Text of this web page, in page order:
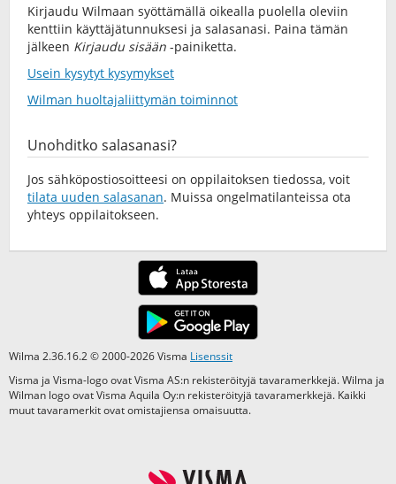
Kirjaudu Wilmaan syöttämällä oikealla puolella oleviin
kenttiin käyttäjätunnuksesi ja salasanasi. Paina tämän
jälkeen Kirjaudu sisään -painiketta.
Usein kysytyt kysymykset
Wilman huoltajaliittymän toiminnot
Unohditko salasanasi?
Jos sähköpostiosoitteesi on oppilaitoksen tiedossa, voit
tilata uuden salasanan. Muissa ongelmatilanteissa ota
yhteys oppilaitokseen.
Wilma 2.36.16.2 © 2000-2026 Visma Lisenssit
Visma ja Visma-logo ovat Visma AS:n rekisteröityjä tavaramerkkejä. Wilma ja
Wilman logo ovat Visma Aquila Oy:n rekisteröityjä tavaramerkkejä. Kaikki
muut tavaramerkit ovat omistajiensa omaisuutta.